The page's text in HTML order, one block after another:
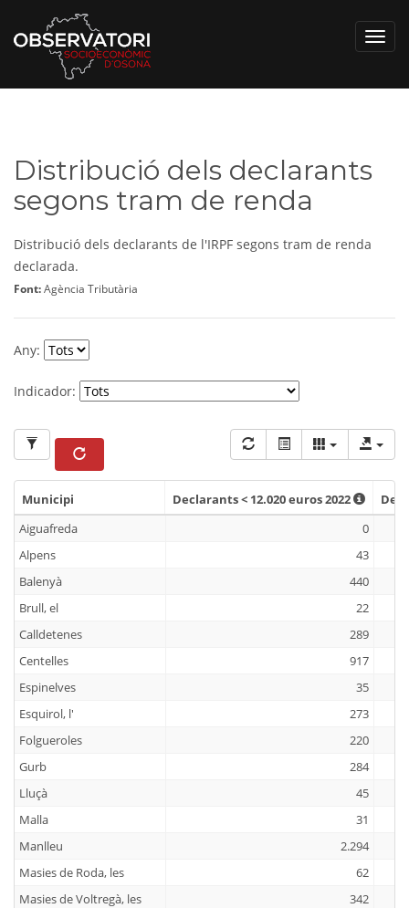
Distribució dels declarants
segons tram de renda
Distribució dels declarants de l'IRPF segons tram de renda
declarada.
Font:Agència Tributària
Any:
Indicador:
Municipi Declarants < 12.020 euros 2022
Municipi Declarants < 12.020 euros 2022
Aiguafreda
0
Alpens
43
Balenyà
440
Brull, el
22
Calldetenes
289
Centelles
917
Espinelves
35
Esquirol, l'
273
Folgueroles
220
Gurb
284
Lluçà
45
Malla
31
Manlleu
2.294
Masies de Roda, les
62
Masies de Voltregà, les
342